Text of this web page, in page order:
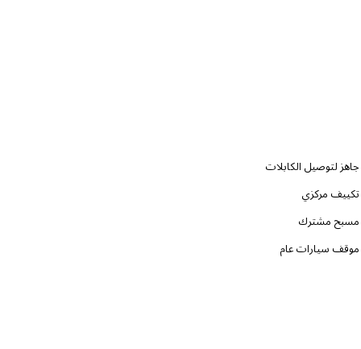
جاهز لتوصيل الكابلات
تكييف مركزي
مسبح مشترك
موقف سيارات عام